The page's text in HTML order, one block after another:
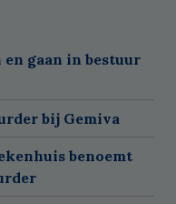
gaan in bestuur
bij Gemiva
benoemt